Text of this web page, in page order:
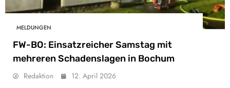
MELDUNGEN
FW-BO: Einsatzreicher Samstag mit
mehreren Schadenslagen in Bochum
Redaktion 12. April 2026